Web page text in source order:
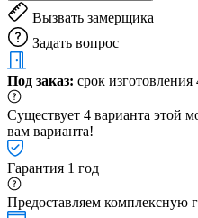
Вызвать замерщика
Задать вопрос
Под заказ: срок изготовления
Существует 4 варианта этой
вам варианта!
Гарантия 1 год
Предоставляем комплексную